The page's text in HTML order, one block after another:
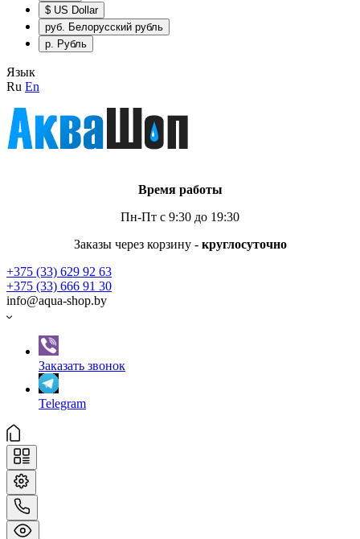
$ US Dollar
руб. Белорусский рубль
р. Рубль
Язык
Ru En
Время работы
Пн-Пт с 9:30 до 19:30
Заказы через корзину - круглосуточно
+375 (33) 629 92 63
+375 (33) 666 91 30
info@aqua-shop.by
Заказать звонок
Telegram